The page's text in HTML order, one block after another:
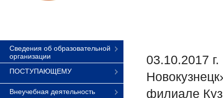
Сведения об образовательной
организации
ПОСТУПАЮЩЕМУ
Внеучебная деятельность
03.10.2017
филиале